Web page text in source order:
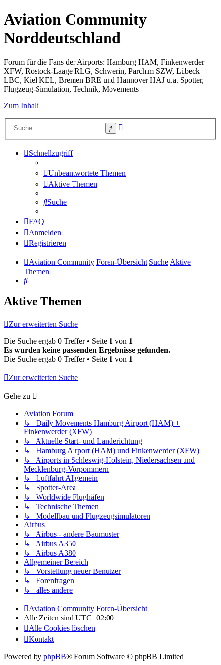
Aviation Community
Norddeutschland
Forum für die Fans der Airports: Hamburg HAM, Finkenwerder
XFW, Rostock-Laage RLG, Schwerin, Parchim SZW, Lübeck
LBC, Kiel KEL, Bremen BRE und Hannover HAJ u.a. Spotter,
Flugzeug-Simulation, Technik, Movements
Zum Inhalt
Suche
Schnellzugriff
Unbeantwortete Themen
Aktive Themen
Suche
FAQ
Anmelden
Registrieren
Aviation Community Foren-Übersicht SucheAktive
Themen
Suche
Aktive Themen
Zur erweiterten Suche
Die Suche ergab 0 Treffer • Seite 1 von 1
Es wurden keine passenden Ergebnisse gefunden.
Die Suche ergab 0 Treffer • Seite 1 von 1
Zur erweiterten Suche
Gehe zu
Aviation Forum
↳ Daily Movements Hamburg Airport (HAM) +
Finkenwerder (XFW)
↳ Aktuelle Start- und Landerichtung
↳ Hamburg Airport (HAM) und Finkenwerder (XFW)
↳ Airports in Schleswig-Holstein, Niedersachsen und
Mecklenburg-Vorpommern
↳ Luftfahrt Allgemein
↳ Spotter-Area
↳ Worldwide Flughäfen
↳ Technische Themen
↳ Modellbau und Flugzeugsimulatoren
Airbus
↳ Airbus - andere Baumuster
↳ Airbus A350
↳ Airbus A380
Allgemeiner Bereich
↳ Vorstellung neuer Benutzer
↳ Forenfragen
↳ alles andere
Aviation Community Foren-Übersicht
Alle Zeiten sind UTC+02:00
Alle Cookies löschen
Kontakt
Powered by phpBB® Forum Software © phpBB Limited